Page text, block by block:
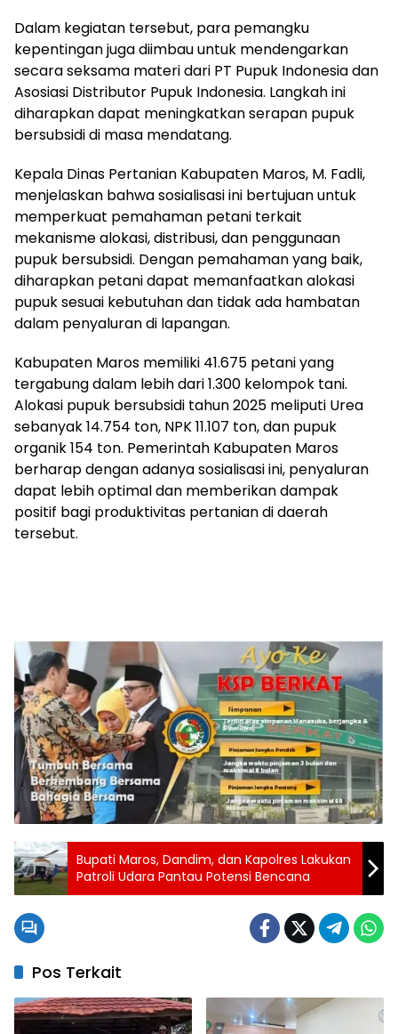
Dalam kegiatan tersebut, para pemangku
kepentingan juga diimbau untuk mendengarkan
secara seksama materi dari PT Pupuk Indonesia dan
Asosiasi Distributor Pupuk Indonesia. Langkah ini
diharapkan dapat meningkatkan serapan pupuk
bersubsidi di masa mendatang.
Kepala Dinas Pertanian Kabupaten Maros, M. Fadli,
menjelaskan bahwa sosialisasi ini bertujuan untuk
memperkuat pemahaman petani terkait
mekanisme alokasi, distribusi, dan penggunaan
pupuk bersubsidi. Dengan pemahaman yang baik,
diharapkan petani dapat memanfaatkan alokasi
pupuk sesuai kebutuhan dan tidak ada hambatan
dalam penyaluran di lapangan.
Kabupaten Maros memiliki 41.675 petani yang
tergabung dalam lebih dari 1.300 kelompok tani.
Alokasi pupuk bersubsidi tahun 2025 meliputi Urea
sebanyak 14.754 ton, NPK 11.107 ton, dan pupuk
organik 154 ton. Pemerintah Kabupaten Maros
berharap dengan adanya sosialisasi ini, penyaluran
dapat lebih optimal dan memberikan dampak
positif bagi produktivitas pertanian di daerah
tersebut.
Bupati Maros, Dandim, dan Kapolres Lakukan
Patroli Udara Pantau Potensi Bencana
Pos Terkait